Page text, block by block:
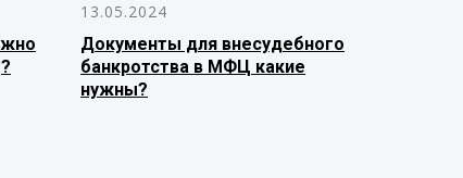
13.05.2024
Документы для внесудебного
банкротства в МФЦ какие
нужны?